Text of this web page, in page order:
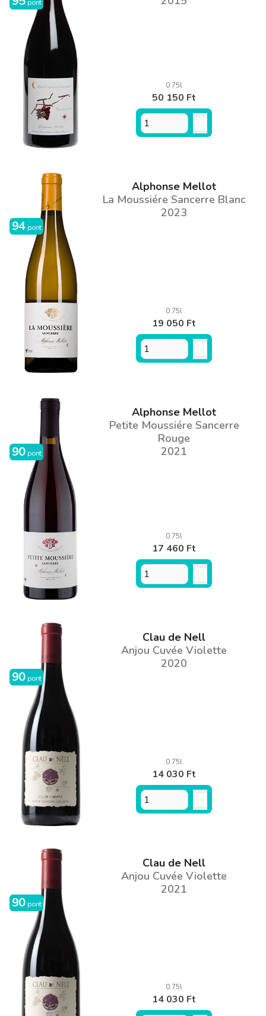
pont
0.75l
50 150 Ft
94 pont
Alphonse Mellot
La Moussiére Sancerre Blanc
2023
0.75l
19 050 Ft
90 pont
Alphonse Mellot
Petite Moussiére Sancerre
Rouge
2021
0.75l
17 460 Ft
90 pont
Clau de Nell
Anjou Cuvée Violette
2020
0.75l
14 030 Ft
90 pont
Clau de Nell
Anjou Cuvée Violette
2021
0.75l
14 030 Ft